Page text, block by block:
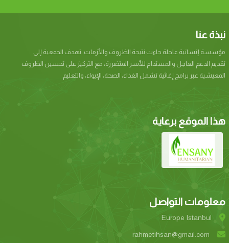
نبذة عنا
مؤسسة إنسانیة عاجلة جاءت نتيجة الظروف والأزمات. تھدف الجمعیة إلى
تقدیم الدعم العاجل والمستدام للأسر المتضررة، مع التركیز على تحسین الظروف
المعیشیة عبر برامج إغاثیة تشمل الغذاء، الصحة، الإیواء، والتعلیم
هذا الموقع برعاية
معلومات التواصل
Europe Istanbul
rahmetihsan@gmail.com